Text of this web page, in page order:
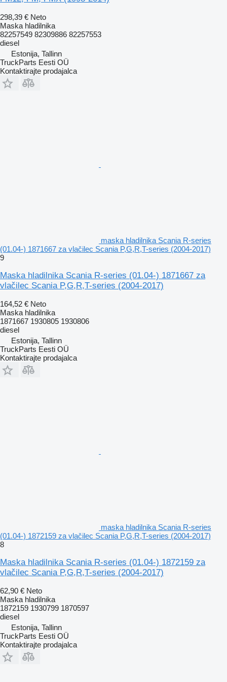
298,39 € Neto
Maska hladilnika
82257549 82309886 82257553
diesel
Estonija, Tallinn
TruckParts Eesti OÜ
Kontaktirajte prodajalca
maska hladilnika Scania R-series
(01.04-) 1871667 za vlačilec Scania P,G,R,T-series (2004-2017)
9
Maska hladilnika Scania R-series (01.04-) 1871667 za
vlačilec Scania P,G,R,T-series (2004-2017)
164,52 € Neto
Maska hladilnika
1871667 1930805 1930806
diesel
Estonija, Tallinn
TruckParts Eesti OÜ
Kontaktirajte prodajalca
maska hladilnika Scania R-series
(01.04-) 1872159 za vlačilec Scania P,G,R,T-series (2004-2017)
8
Maska hladilnika Scania R-series (01.04-) 1872159 za
vlačilec Scania P,G,R,T-series (2004-2017)
62,90 € Neto
Maska hladilnika
1872159 1930799 1870597
diesel
Estonija, Tallinn
TruckParts Eesti OÜ
Kontaktirajte prodajalca